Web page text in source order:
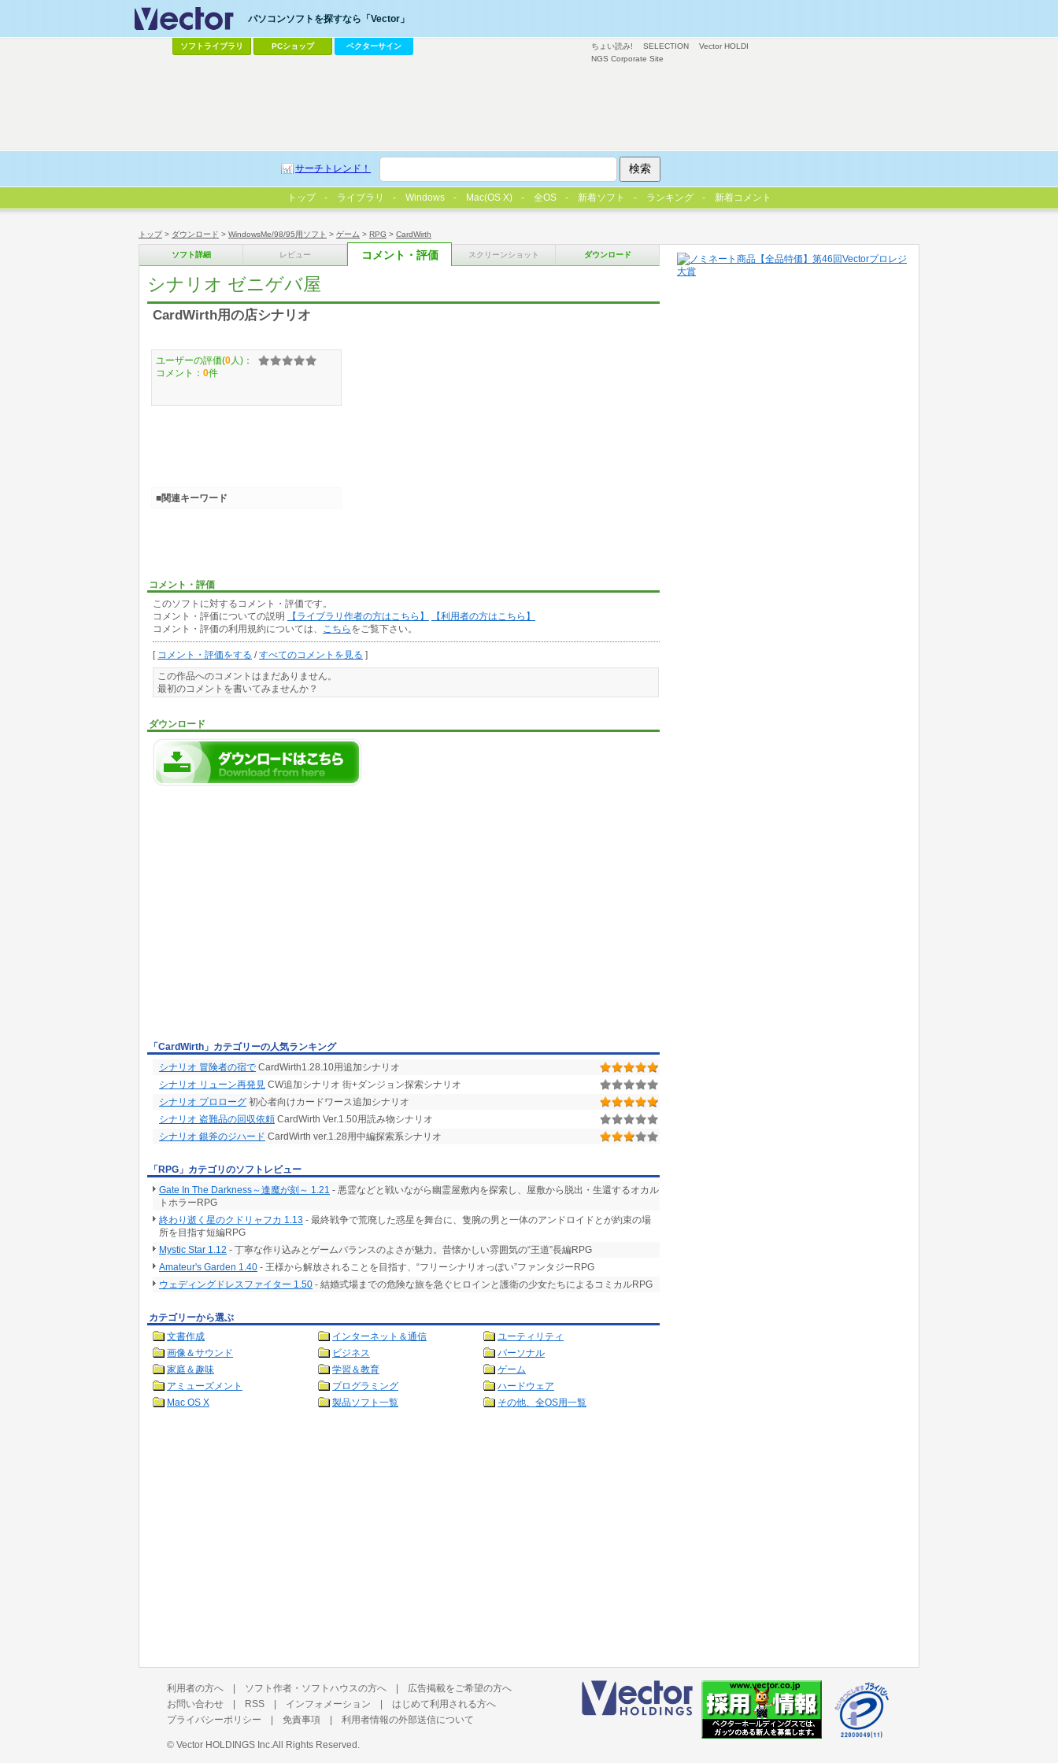
トップ> ダウンロード > WindowsMe/98/95用ソフト > ゲーム > RPG > CardWirth
ソフト詳細 レビュー コメント・評価 スクリーンショット ダウンロード
シナリオ ゼニゲバ屋
CardWirth用の店シナリオ
コメント・評価
このソフトに対するコメント・評価です。
コメント・評価についての説明
【ライブラリ作者の方はこちら】
【利用者の方はこちら】
コメント・評価の利用規約については、
こちら をご覧下さい。
[ コメント・評価をする /すべてのコメントを見る ]
この作品へのコメントはまだありません。
最初のコメントを書いてみませんか？
ダウンロード
ユーザーの評価(0 人)：
コメント： 0件
■関連キーワード
「CardWirth」カテゴリーの人気ランキング
シナリオ 冒険者の宿で CardWirth1.28.10用追加シナリオ
シナリオ リューン再発見 CW追加シナリオ 街+ダンジョン探索シナリオ
シナリオ プロローグ 初心者向けカードワース追加シナリオ
シナリオ 盗難品の回収依頼 CardWirth Ver.1.50用読み物シナリオ
シナリオ 銀斧のジハード CardWirth ver.1.28用中編探索系シナリオ
「RPG」カテゴリのソフトレビュー
Gate In The Darkness～逢魔が刻～ 1.21 - 悪霊などと戦いながら幽霊屋敷内を探索し、屋敷から脱出・生還するオカル
トホラーRPG
終わり逝く星のクドリャフカ 1.13 - 最終戦争で荒廃した惑星を舞台に、隻腕の男と一体のアンドロイドとが約束の場
所を目指す短編RPG
Mystic Star 1.12 - 丁寧な作り込みとゲームバランスのよさが魅力。昔懐かしい雰囲気の“王道”長編RPG
Amateur's Garden 1.40 - 王様から解放されることを目指す、“フリーシナリオっぽい”ファンタジーRPG
ウェディングドレスファイター 1.50 - 結婚式場までの危険な旅を急ぐヒロインと護衛の少女たちによるコミカルRPG
カテゴリーから選ぶ
文書作成
インターネット＆通信
ユーティリティ
画像＆サウンド
ビジネス
パーソナル
家庭＆趣味
学習＆教育
ゲーム
アミューズメント
プログラミング
ハードウェア
Mac OS X
製品ソフト一覧 その他、全OS用一覧
ちょい読み! SELECTION
Vector HOLDI
NGS Corporate Site
パソコンソフトを探すなら「Vector」
ソフトライブラリ PCショップ ベクターサイン
サーチトレンド！
トップ ライブラリ Windows Mac(OS X) 全OS 新着ソフト ランキング 新着コメント
利用者の方へ | ソフト作者・ソフトハウスの方へ | 広告掲載をご希望の方へ
お問い合わせ | RSS | インフォメーション | はじめて利用される方へ
プライバシーポリシー | 免責事項 | 利用者情報の外部送信について
© Vector HOLDINGS Inc. All Rights Reserved.